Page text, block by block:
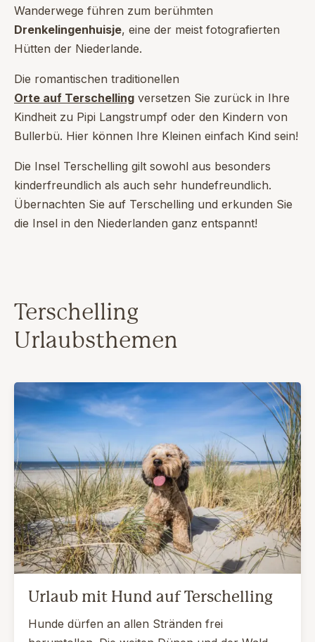
Wanderwege führen zum berühmten
Drenkelingenhuisje, eine der meist fotografierten
Hütten der Niederlande.
Die romantischen traditionellen
Orte auf Terschelling versetzen Sie zurück in Ihre
Kindheit zu Pipi Langstrumpf oder den Kindern von
Bullerbü. Hier können Ihre Kleinen einfach Kind sein!
Die Insel Terschelling gilt sowohl aus besonders
kinderfreundlich als auch sehr hundefreundlich.
Übernachten Sie auf Terschelling und erkunden Sie
die Insel in den Niederlanden ganz entspannt!
Terschelling
Urlaubsthemen
Urlaub mit Hund auf Terschelling
Hunde dürfen an allen Stränden frei